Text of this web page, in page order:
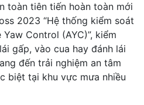
toàn tiên tiến hoàn toàn mới
2023 “Hệ thống kiểm soát
Control (AYC)”, kiểm
gấp, vào cua hay đánh lái
đến trải nghiệm an tâm
biệt tại khu vực mưa nhiều